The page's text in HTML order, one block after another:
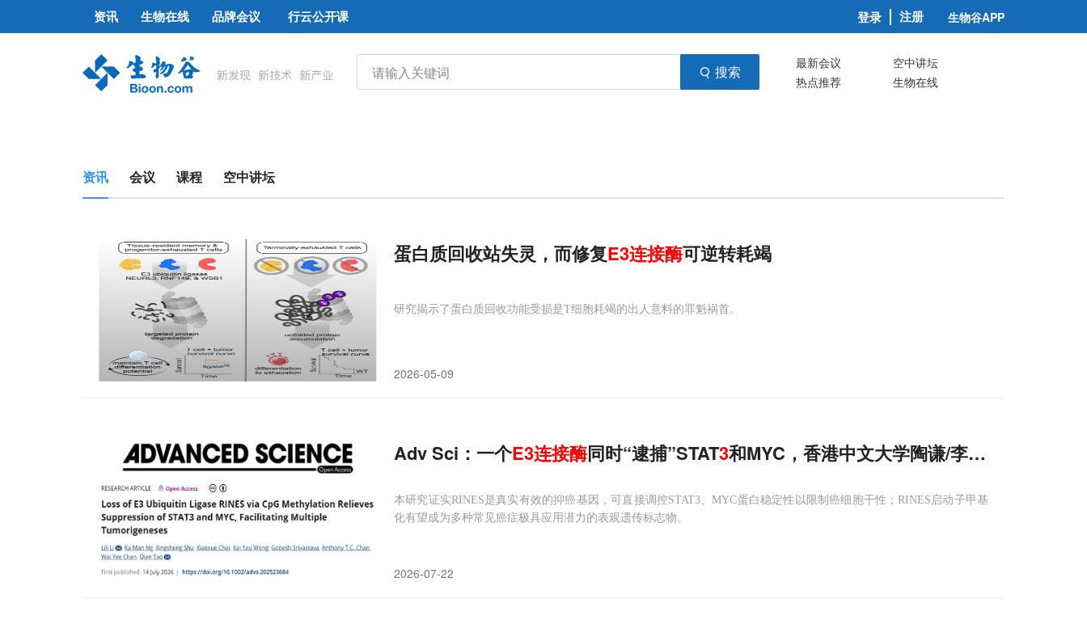
资讯 生物在线 品牌会议 行云公开课 登录 注册 生物谷APP
搜索 最新会议
空中讲坛
热点推荐
生物在线
资讯 会议 课程 空中讲坛
蛋白质回收站失灵，而修复E3连接酶可逆转耗竭
研究揭示了蛋白质回收功能受损是T细胞耗竭的出人意料的罪魁祸首。
2026-05-09
Adv Sci：一个E3连接酶同时“逮捕”STAT3和MYC，香港中文大学陶谦/李力力揭示
本研究证实RINES是真实有效的抑癌基因，可直接调控STAT3、MYC蛋白稳定性以限制癌细胞干性；RINES启动子甲基
化有望成为多种常见癌症极具应用潜力的表观遗传标志物。
2026-07-22